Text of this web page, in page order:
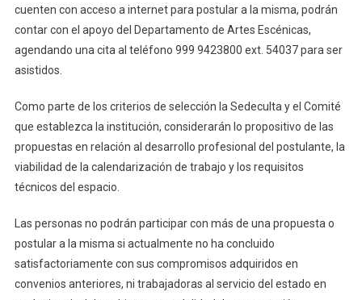
cuenten con acceso a internet para postular a la misma, podrán
contar con el apoyo del Departamento de Artes Escénicas,
agendando una cita al teléfono 999 9423800 ext. 54037 para ser
asistidos.
Como parte de los criterios de selección la Sedeculta y el Comité
que establezca la institución, considerarán lo propositivo de las
propuestas en relación al desarrollo profesional del postulante, la
viabilidad de la calendarización de trabajo y los requisitos
técnicos del espacio.
Las personas no podrán participar con más de una propuesta o
postular a la misma si actualmente no ha concluido
satisfactoriamente con sus compromisos adquiridos en
convenios anteriores, ni trabajadoras al servicio del estado en